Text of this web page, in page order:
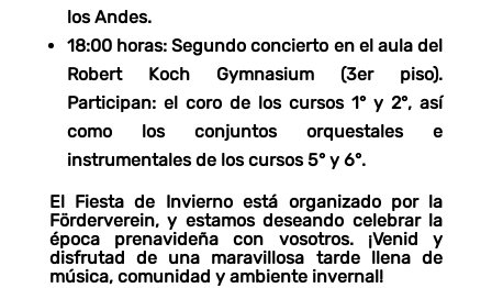
los Andes.
18:00 horas: Segundo concierto en el aula del
Robert Koch Gymnasium (3er piso).
Participan: el coro de los cursos 1° y 2°, así
como los conjuntos orquestales e
instrumentales de los cursos 5° y 6°.
El Fiesta de Invierno está organizado por la
Förderverein, y estamos deseando celebrar la
época prenavideña con vosotros. ¡Venid y
disfrutad de una maravillosa tarde llena de
música, comunidad y ambiente invernal!